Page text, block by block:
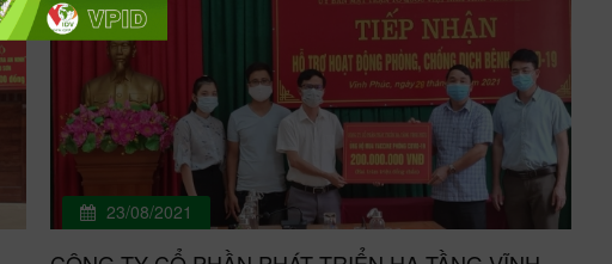
tham gia hiến máu trong Hành trình đỏ 2023 tại tỉnh Vĩnh Phúc
Những nghĩa cử từ trái tim rất đáng trân trọng của CBNV VPID
tham gia hiến máu, hi vọng thông qua chương trình Hành trình đỏ
năm nay, càng ngày sẽ có thêm nhiều CBCNV Công ty tự nguyện
hiến máu nhân đạo và vận động mọi người xung quanh để chung
tay giúp người bệnh thoát khỏi hiểm nghèo, giúp ngành y tế bớt đi
các khó khăn về máu phục vụ điều trị. Bài: Đỗ Giáp - Ảnh: Công
đoàn VPID.
triển hạ tầng Vĩnh Phúc (VPID) xác định được vai trò và nhiệm vụ
của mình với cộng đồng và xã hội trước đại dịch. Qua đó, sẵn
sàng đầu tư ngân sách để thực hiện trách nghiệm xã hội, đồng
hành cùng tỉnh Vĩnh Phúc thực hiện hiệu quả “mục tiêu kép”.
Hưởng ứng lời kêu gọi ủng hộ của Ban Chỉ đạo Phòng chống dịch
bệnh COVID-19 tỉnh Vĩnh Phúc, sáng ngày 10/12/2021, tại Văn
phòng UBND tỉnh Vĩnh Phúc, Công ty Cổ phần Phát triển hạ tầng
Vĩnh Phúc đã trao tặng 25.000 bộ Kit xét nghiệm nhanh Covid-19
23/08/2021